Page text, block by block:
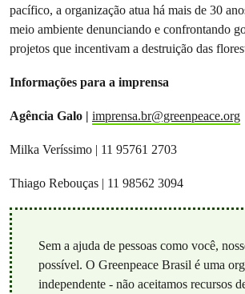
pacífico, a organização atua há mais de 30
meio ambiente denunciando e confrontando
projetos que incentivam a destruição das
Informações para a imprensa
Agência Galo | imprensa.br@greenpeace.org
Milka Veríssimo | 11 95761 2703
Thiago Rebouças | 11 98562 3094
Sem a ajuda de pessoas como você,
possível. O Greenpeace Brasil é uma
independente - não aceitamos recursos